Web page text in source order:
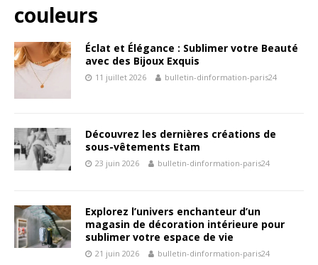
couleurs
Éclat et Élégance : Sublimer votre Beauté
avec des Bijoux Exquis
11 juillet 2026 bulletin-dinformation-paris24
Découvrez les dernières créations de
sous-vêtements Etam
23 juin 2026 bulletin-dinformation-paris24
Explorez l’univers enchanteur d’un
magasin de décoration intérieure pour
sublimer votre espace de vie
21 juin 2026 bulletin-dinformation-paris24